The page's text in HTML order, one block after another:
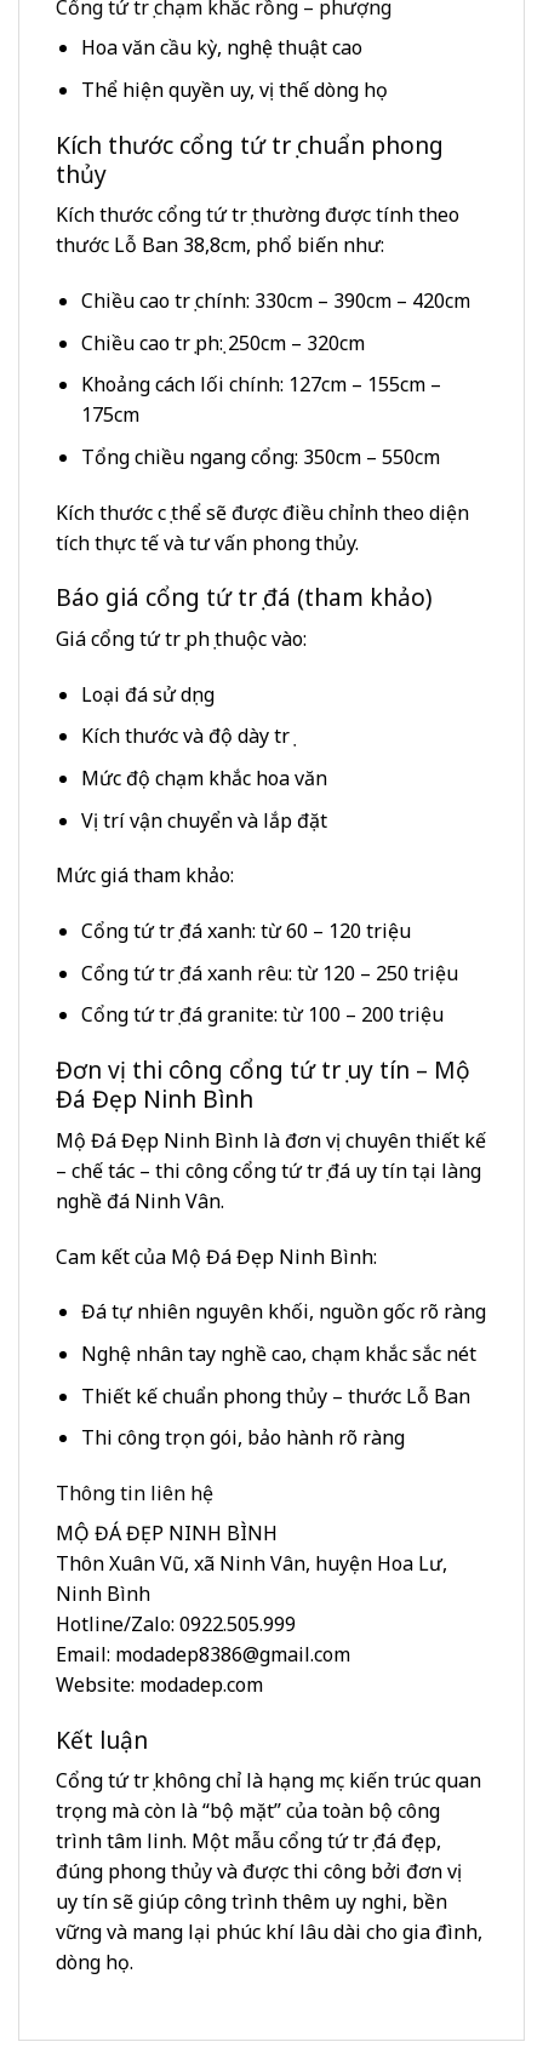
Cổng tứ trụ chạm khắc rồng – phượng
Hoa văn cầu kỳ, nghệ thuật cao
Thể hiện quyền uy, vị thế dòng họ
Kích thước cổng tứ trụ chuẩn phong
thủy
Kích thước cổng tứ trụ thường được tính theo
thước Lỗ Ban 38,8cm, phổ biến như:
Chiều cao trụ chính: 330cm – 390cm – 420cm
Chiều cao trụ phụ: 250cm – 320cm
Khoảng cách lối chính: 127cm – 155cm –
175cm
Tổng chiều ngang cổng: 350cm – 550cm
Kích thước cụ thể sẽ được điều chỉnh theo diện
tích thực tế và tư vấn phong thủy.
Báo giá cổng tứ trụ đá (tham khảo)
Giá cổng tứ trụ phụ thuộc vào:
Loại đá sử dụng
Kích thước và độ dày trụ
Mức độ chạm khắc hoa văn
Vị trí vận chuyển và lắp đặt
Mức giá tham khảo:
Cổng tứ trụ đá xanh: từ 60 – 120 triệu
Cổng tứ trụ đá xanh rêu: từ 120 – 250 triệu
Cổng tứ trụ đá granite: từ 100 – 200 triệu
Đơn vị thi công cổng tứ trụ uy tín – Mộ
Đá Đẹp Ninh Bình
Mộ Đá Đẹp Ninh Bình là đơn vị chuyên thiết kế
– chế tác – thi công cổng tứ trụ đá uy tín tại làng
nghề đá Ninh Vân.
Cam kết của Mộ Đá Đẹp Ninh Bình:
Đá tự nhiên nguyên khối, nguồn gốc rõ ràng
Nghệ nhân tay nghề cao, chạm khắc sắc nét
Thiết kế chuẩn phong thủy – thước Lỗ Ban
Thi công trọn gói, bảo hành rõ ràng
Thông tin liên hệ
MỘ ĐÁ ĐẸP NINH BÌNH
Thôn Xuân Vũ, xã Ninh Vân, huyện Hoa Lư,
Ninh Bình
Hotline/Zalo: 0922.505.999
Email: modadep8386@gmail.com
Website: modadep.com
Kết luận
Cổng tứ trụ không chỉ là hạng mục kiến trúc quan
trọng mà còn là “bộ mặt” của toàn bộ công
trình tâm linh. Một mẫu cổng tứ trụ đá đẹp,
đúng phong thủy và được thi công bởi đơn vị
uy tín sẽ giúp công trình thêm uy nghi, bền
vững và mang lại phúc khí lâu dài cho gia đình,
dòng họ.